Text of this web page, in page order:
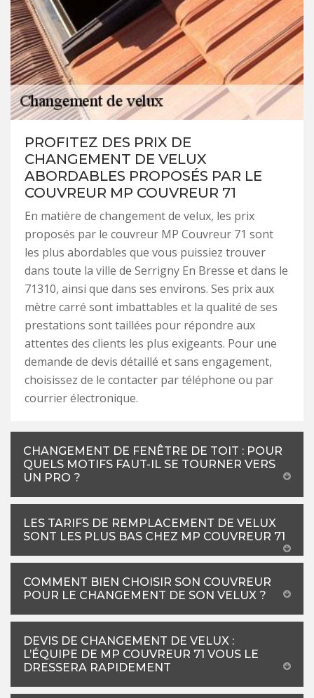
PROFITEZ DES PRIX DE
CHANGEMENT DE VELUX
ABORDABLES PROPOSÉS PAR LE
COUVREUR MP COUVREUR 71
En matière de changement de velux, les prix
proposés par le couvreur MP Couvreur 71 sont
les plus abordables que vous puissiez trouver
dans toute la ville de Serrigny En Bresse et dans le
71310, ainsi que dans ses environs. Ses prix aux
mètre carré sont imbattables et la qualité de ses
prestations sont taillées pour répondre aux
attentes des clients les plus exigeants. Pour une
demande de devis détaillé et sans engagement,
choisissez de le contacter par téléphone ou par
courrier électronique.
CHANGEMENT DE FENÊTRE DE TOIT : POUR
QUELS MOTIFS FAUT-IL SE TOURNER VERS
UN PRO ?
LES TARIFS DE REMPLACEMENT DE VELUX
SONT LES PLUS BAS CHEZ MP COUVREUR 71
COMMENT BIEN CHOISIR SON COUVREUR
POUR LE CHANGEMENT DE SON VELUX ?
DEVIS DE CHANGEMENT DE VELUX :
L’ÉQUIPE DE MP COUVREUR 71 VOUS LE
DRESSERA RAPIDEMENT